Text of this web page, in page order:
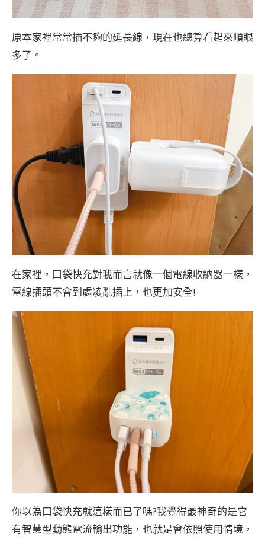
原本家裡常常插不夠的延長線，現在也總算看起來順眼
多了。
在家裡，口袋快充對我而言就像一個電線收納器一樣，
電線插頭不會到處凌亂插上，也更加安全!
你以為口袋快充就這樣而已了嗎?我覺得最神奇的是它
有智慧型動態電流輸出功能，也就是會依照使用情境，